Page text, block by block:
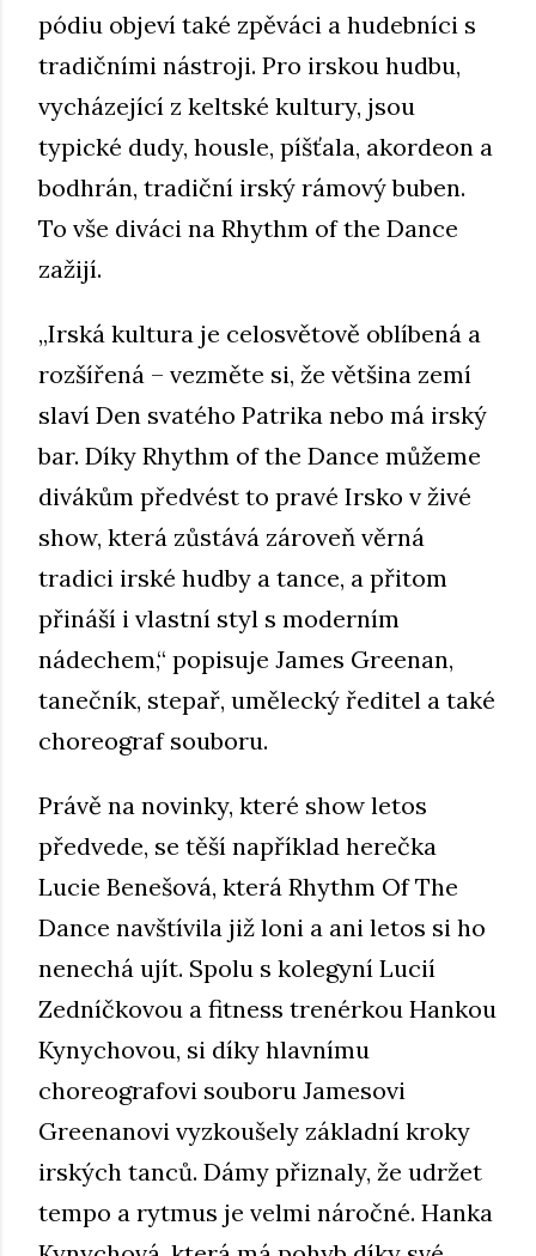
pódiu objeví také zpěváci a hudebníci s
tradičními nástroji. Pro irskou hudbu,
vycházející z keltské kultury, jsou
typické dudy, housle, píšťala, akordeon a
bodhrán, tradiční irský rámový buben.
To vše diváci na Rhythm of the Dance
zažijí.
„Irská kultura je celosvětově oblíbená a
rozšířená – vezměte si, že většina zemí
slaví Den svatého Patrika nebo má irský
bar. Díky Rhythm of the Dance můžeme
divákům předvést to pravé Irsko v živé
show, která zůstává zároveň věrná
tradici irské hudby a tance, a přitom
přináší i vlastní styl s moderním
nádechem,“ popisuje James Greenan,
tanečník, stepař, umělecký ředitel a také
choreograf souboru.
Právě na novinky, které show letos
předvede, se těší například herečka
Lucie Benešová, která Rhythm Of The
Dance navštívila již loni a ani letos si ho
nenechá ujít. Spolu s kolegyní Lucií
Zedníčkovou a fitness trenérkou Hankou
Kynychovou, si díky hlavnímu
choreografovi souboru Jamesovi
Greenanovi vyzkoušely základní kroky
irských tanců. Dámy přiznaly, že udržet
tempo a rytmus je velmi náročné. Hanka